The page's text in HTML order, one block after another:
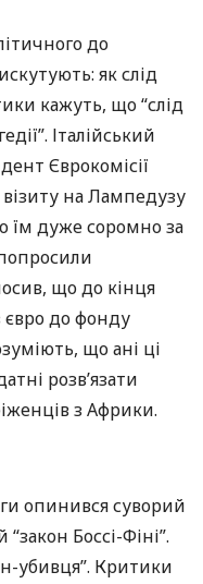
до
як слід
кажуть, що “слід
Італійський
Єврокомісії
на Лампедузу
їм дуже соромно за
що до кінця
євро до фонду
що ані ці
розв’язати
з Африки.
опинився суворий
Боссі-Фіні”.
убивця”. Критики